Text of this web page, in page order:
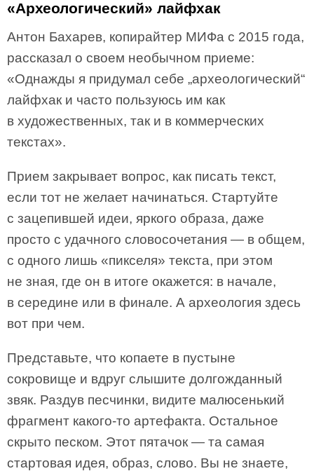
«Археологический» лайфхак
Антон Бахарев, копирайтер МИФа с 2015 года,
рассказал о своем необычном приеме:
«Однажды я придумал себе „археологический“
лайфхак и часто пользуюсь им как
в художественных, так и в коммерческих
текстах».
Прием закрывает вопрос, как писать текст,
если тот не желает начинаться. Стартуйте
с зацепившей идеи, яркого образа, даже
просто с удачного словосочетания — в общем,
с одного лишь «пикселя» текста, при этом
не зная, где он в итоге окажется: в начале,
в середине или в финале. А археология здесь
вот при чем.
Представьте, что копаете в пустыне
сокровище и вдруг слышите долгожданный
звяк. Раздув песчинки, видите малюсенький
фрагмент какого-то артефакта. Остальное
скрыто песком. Этот пятачок — та самая
стартовая идея, образ, слово. Вы не знаете,